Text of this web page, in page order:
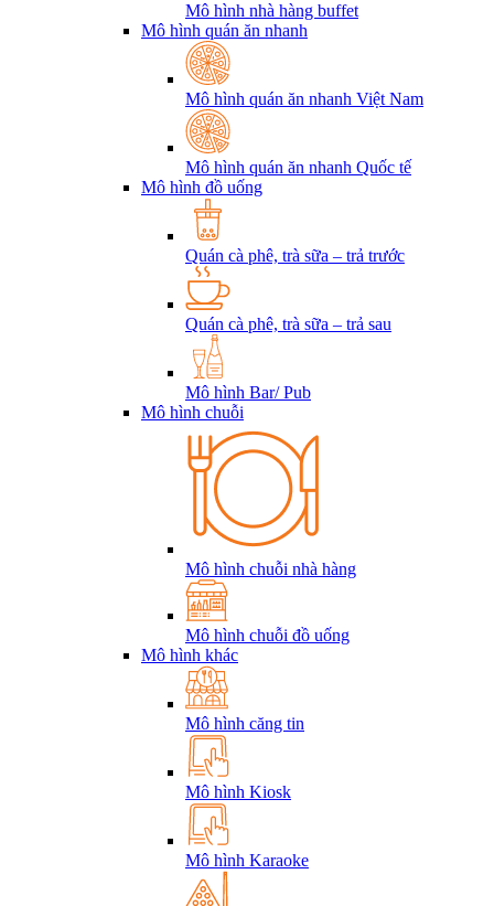
Mô hình nhà hàng buffet
Mô hình quán ăn nhanh
Mô hình quán ăn nhanh Việt Nam
Mô hình quán ăn nhanh Quốc tế
Mô hình đồ uống
Quán cà phê, trà sữa – trả trước
Quán cà phê, trà sữa – trả sau
Mô hình Bar/ Pub
Mô hình chuỗi
Mô hình chuỗi nhà hàng
Mô hình chuỗi đồ uống
Mô hình khác
Mô hình căng tin
Mô hình Kiosk
Mô hình Karaoke